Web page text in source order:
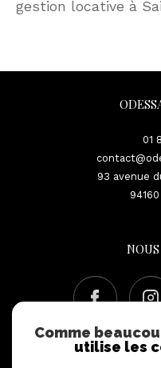
gestion locative à
01
93 avenue
94160
Comme
utilise les